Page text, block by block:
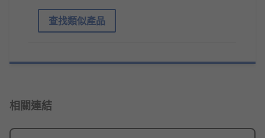
查找類似產品
相關連結